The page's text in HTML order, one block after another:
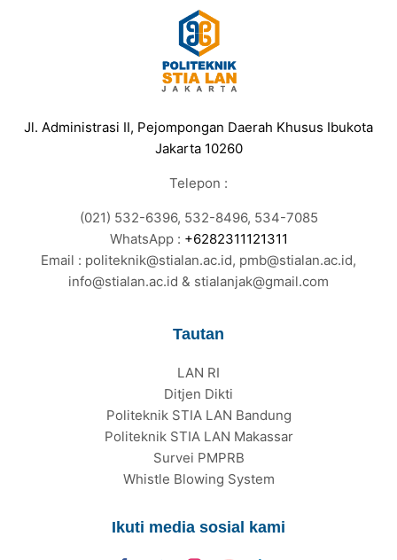
Jl. Administrasi II, Pejompongan Daerah Khusus Ibukota
Jakarta 10260
Telepon :
(021) 532-6396, 532-8496, 534-7085
WhatsApp : +6282311121311
Email : politeknik@stialan.ac.id, pmb@stialan.ac.id,
info@stialan.ac.id & stialanjak@gmail.com
Tautan
LAN RI
Ditjen Dikti
Politeknik STIA LAN Bandung
Politeknik STIA LAN Makassar
Survei PMPRB
Whistle Blowing System
Ikuti media sosial kami